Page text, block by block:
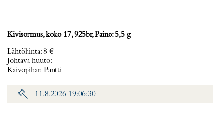
Kivisormus, koko 17, 925br, Paino: 5,5 g
Lähtöhinta:8 €
Johtava huuto:-
Kaivopihan Pantti
11.8.2026 19:06:30